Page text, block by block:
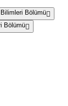
Bölümü
Bölümü